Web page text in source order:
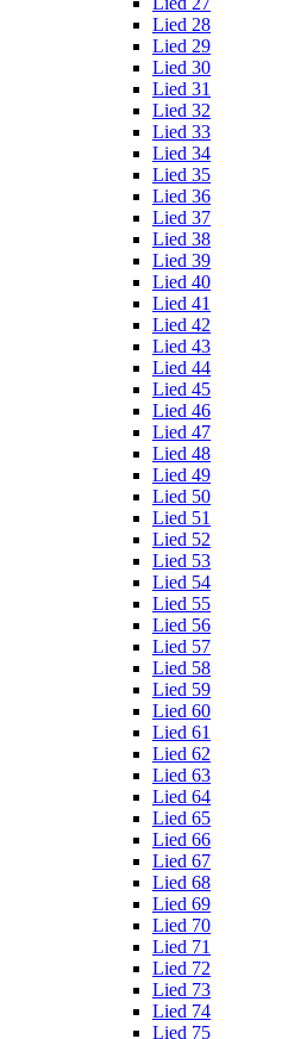
Lied 28
Lied 29
Lied 30
Lied 31
Lied 32
Lied 33
Lied 34
Lied 35
Lied 36
Lied 37
Lied 38
Lied 39
Lied 40
Lied 41
Lied 42
Lied 43
Lied 44
Lied 45
Lied 46
Lied 47
Lied 48
Lied 49
Lied 50
Lied 51
Lied 52
Lied 53
Lied 54
Lied 55
Lied 56
Lied 57
Lied 58
Lied 59
Lied 60
Lied 61
Lied 62
Lied 63
Lied 64
Lied 65
Lied 66
Lied 67
Lied 68
Lied 69
Lied 70
Lied 71
Lied 72
Lied 73
Lied 74
Lied 75